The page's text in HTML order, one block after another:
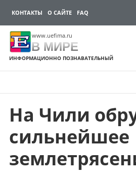
КОНТАКТЫ О САЙТЕ FAQ
www.uefima.ru
В МИРЕ
ИНФОРМАЦИОННО ПОЗНАВАТЕЛЬНЫЙ
Перейти
содержимому
На Чили
сильнейшее